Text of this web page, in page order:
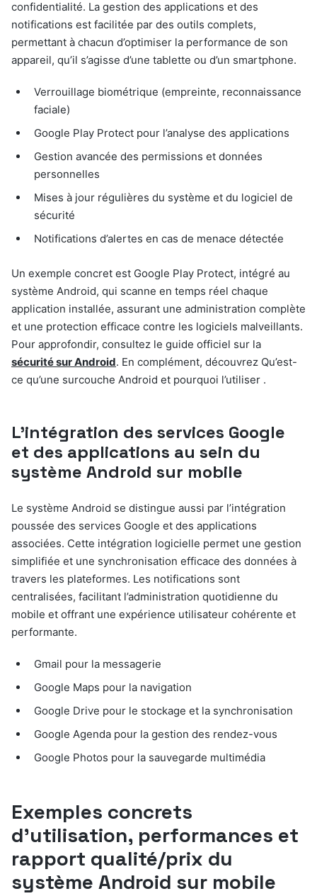
confidentialité. La gestion des applications et des
notifications est facilitée par des outils complets,
permettant à chacun d’optimiser la performance de son
appareil, qu’il s’agisse d’une tablette ou d’un smartphone.
Verrouillage biométrique (empreinte, reconnaissance
faciale)
Google Play Protect pour l’analyse des applications
Gestion avancée des permissions et données
personnelles
Mises à jour régulières du système et du logiciel de
sécurité
Notifications d’alertes en cas de menace détectée
Un exemple concret est Google Play Protect, intégré au
système Android, qui scanne en temps réel chaque
application installée, assurant une administration complète
et une protection efficace contre les logiciels malveillants.
Pour approfondir, consultez le guide officiel sur la
sécurité sur Android. En complément, découvrez Qu’est-
ce qu’une surcouche Android et pourquoi l’utiliser .
L’intégration des services Google
et des applications au sein du
système Android sur mobile
Le système Android se distingue aussi par l’intégration
poussée des services Google et des applications
associées. Cette intégration logicielle permet une gestion
simplifiée et une synchronisation efficace des données à
travers les plateformes. Les notifications sont
centralisées, facilitant l’administration quotidienne du
mobile et offrant une expérience utilisateur cohérente et
performante.
Gmail pour la messagerie
Google Maps pour la navigation
Google Drive pour le stockage et la synchronisation
Google Agenda pour la gestion des rendez-vous
Google Photos pour la sauvegarde multimédia
Exemples concrets
d’utilisation, performances et
rapport qualité/prix du
système Android sur mobile